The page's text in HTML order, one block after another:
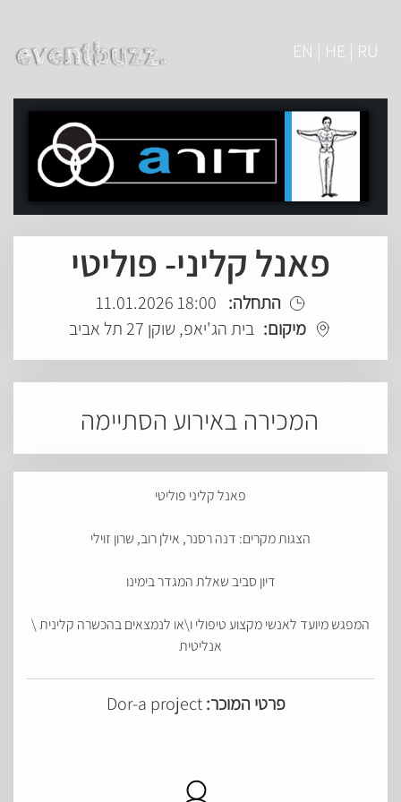
EN | HE | RU
פאנל קליני- פוליטי
התחלה: 18:00 11.01.2026
מיקום: בית הג'יאפ, שוקן 27 תל אביב
המכירה באירוע הסתיימה
פאנל קליני פוליטי
הצגות מקרים: דנה רסנר, אילן רוב, שרון זוילי
דיון סביב שאלת המגדר בימינו
המפגש מיועד לאנשי מקצוע טיפולי ו\או לנמצאים בהכשרה קלינית \
אנליטית
פרטי המוכר:Dor-a project